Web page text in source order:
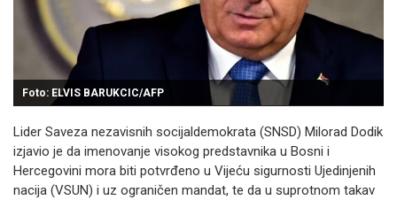
Foto: ELVIS BARUKCIC/AFP
Lider Saveza nezavisnih socijaldemokrata (SNSD) Milorad Dodik
izjavio je da imenovanje visokog predstavnika u Bosni i
Hercegovini mora biti potvrđeno u Vijeću sigurnosti Ujedinjenih
nacija (VSUN) i uz ograničen mandat, te da u suprotnom takav